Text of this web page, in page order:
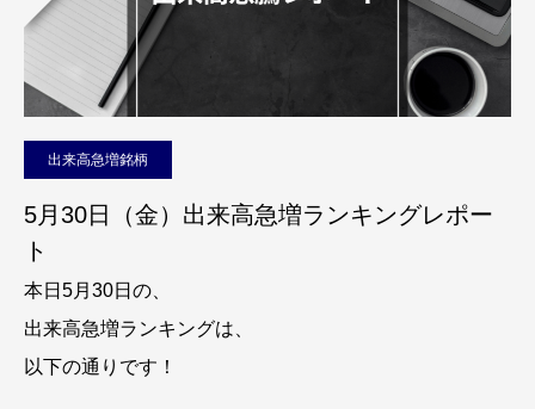
出来高急増銘柄
5月30日（金）出来高急増ランキングレポー
ト
本日5月30日の、
出来高急増ランキングは、
以下の通りです！